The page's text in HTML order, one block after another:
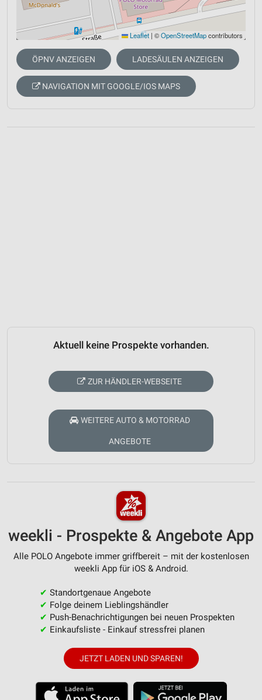
Leaflet | ©OpenStreetMapcontributors
ÖPNV ANZEIGEN LADESÄULEN ANZEIGEN
NAVIGATION MIT GOOGLE/IOS MAPS
Aktuell keine Prospekte vorhanden.
ZUR HÄNDLER-WEBSEITE
WEITERE AUTO & MOTORRAD
ANGEBOTE
weekli - Prospekte & Angebote App
Alle POLO Angebote immer griffbereit – mit der kostenlosen
weekli App für iOS & Android.
✔ Standortgenaue Angebote
✔ Folge deinem Lieblingshändler
✔ Push-Benachrichtigungen bei neuen Prospekten
✔ Einkaufsliste - Einkauf stressfrei planen
JETZT LADEN UND SPAREN!